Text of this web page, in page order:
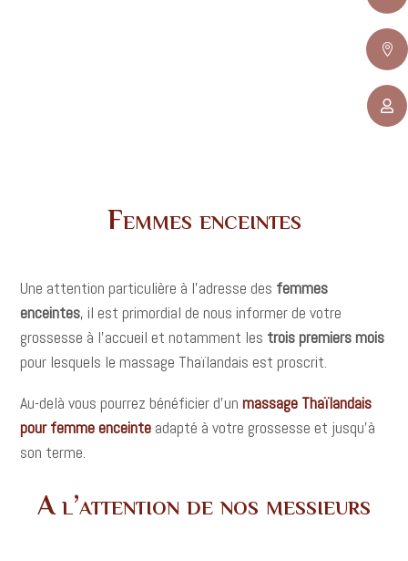


Femmes enceintes
Une attention particulière à l’adresse des femmes
enceintes, il est primordial de nous informer de votre
grossesse à l’accueil et notamment les trois premiers mois
pour lesquels le massage Thaïlandais est proscrit.
Au-delà vous pourrez bénéficier d’unmassage Thaïlandais
pour femme enceinte adapté à votre grossesse et jusqu’à
son terme.
A l’attention de nos messieurs